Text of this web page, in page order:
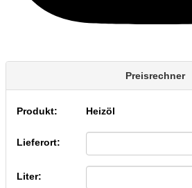
Preisrechner
Produkt: Heizöl
Lieferort:
Liter: